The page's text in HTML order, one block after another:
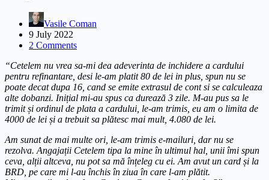
Vasile Coman
9 July 2022
2 Comments
“Cetelem nu vrea sa-mi dea adeverinta de inchidere a cardului
pentru refinantare, desi le-am platit 80 de lei in plus, spun nu se
poate decat dupa 16, cand se emite extrasul de cont si se calculeaza
alte dobanzi. Inițial mi-au spus ca durează 3 zile. M-au pus sa le
trimit și ordinul de plata a cardului, le-am trimis, eu am o limita de
4000 de lei și a trebuit sa plătesc mai mult, 4.080 de lei.
Am sunat de mai multe ori, le-am trimis e-mailuri, dar nu se
rezolva. Angajații Cetelem tipa la mine în ultimul hal, unii îmi spun
ceva, alții altceva, nu pot sa mă înțeleg cu ei. Am avut un card și la
BRD, pe care mi l-au închis în ziua în care l-am plătit.